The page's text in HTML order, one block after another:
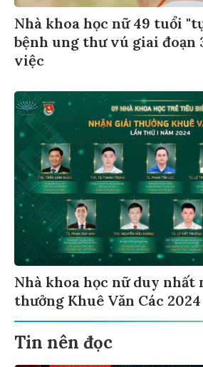
Nhà khoa học nữ 49 tuổi
bệnh ung thư vú giai đoạn
việc
Nhà khoa học nữ duy nhất
thưởng Khuê Văn Các 2024
Tin nên đọc